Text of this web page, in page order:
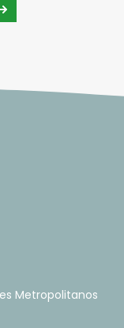
Metropolitanos